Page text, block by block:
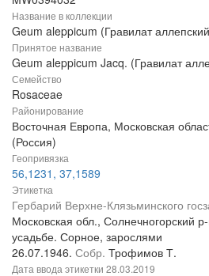
Название в коллекции
Geum aleppicum (Гравилат
Принятое название
Geum aleppicum Jacq. (Гравилат
Семейство
Rosaceae
Районирование
Восточная Европа, Московская
(Россия)
Геопривязка
56,1231, 37,1589
Этикетка
Гербарий Верхне-Клязьминского
Московская обл., Солнечногорский
усадьбе. Сорное, зарослями
26.07.1946. Собр. Трофимов Т.
Дата ввода этикетки 28.03.2019